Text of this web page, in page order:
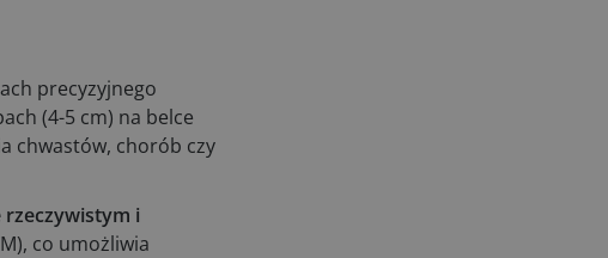
precyzyjnego
(4-5 cm) na belce
chwastów, chorób czy
i
co umożliwia